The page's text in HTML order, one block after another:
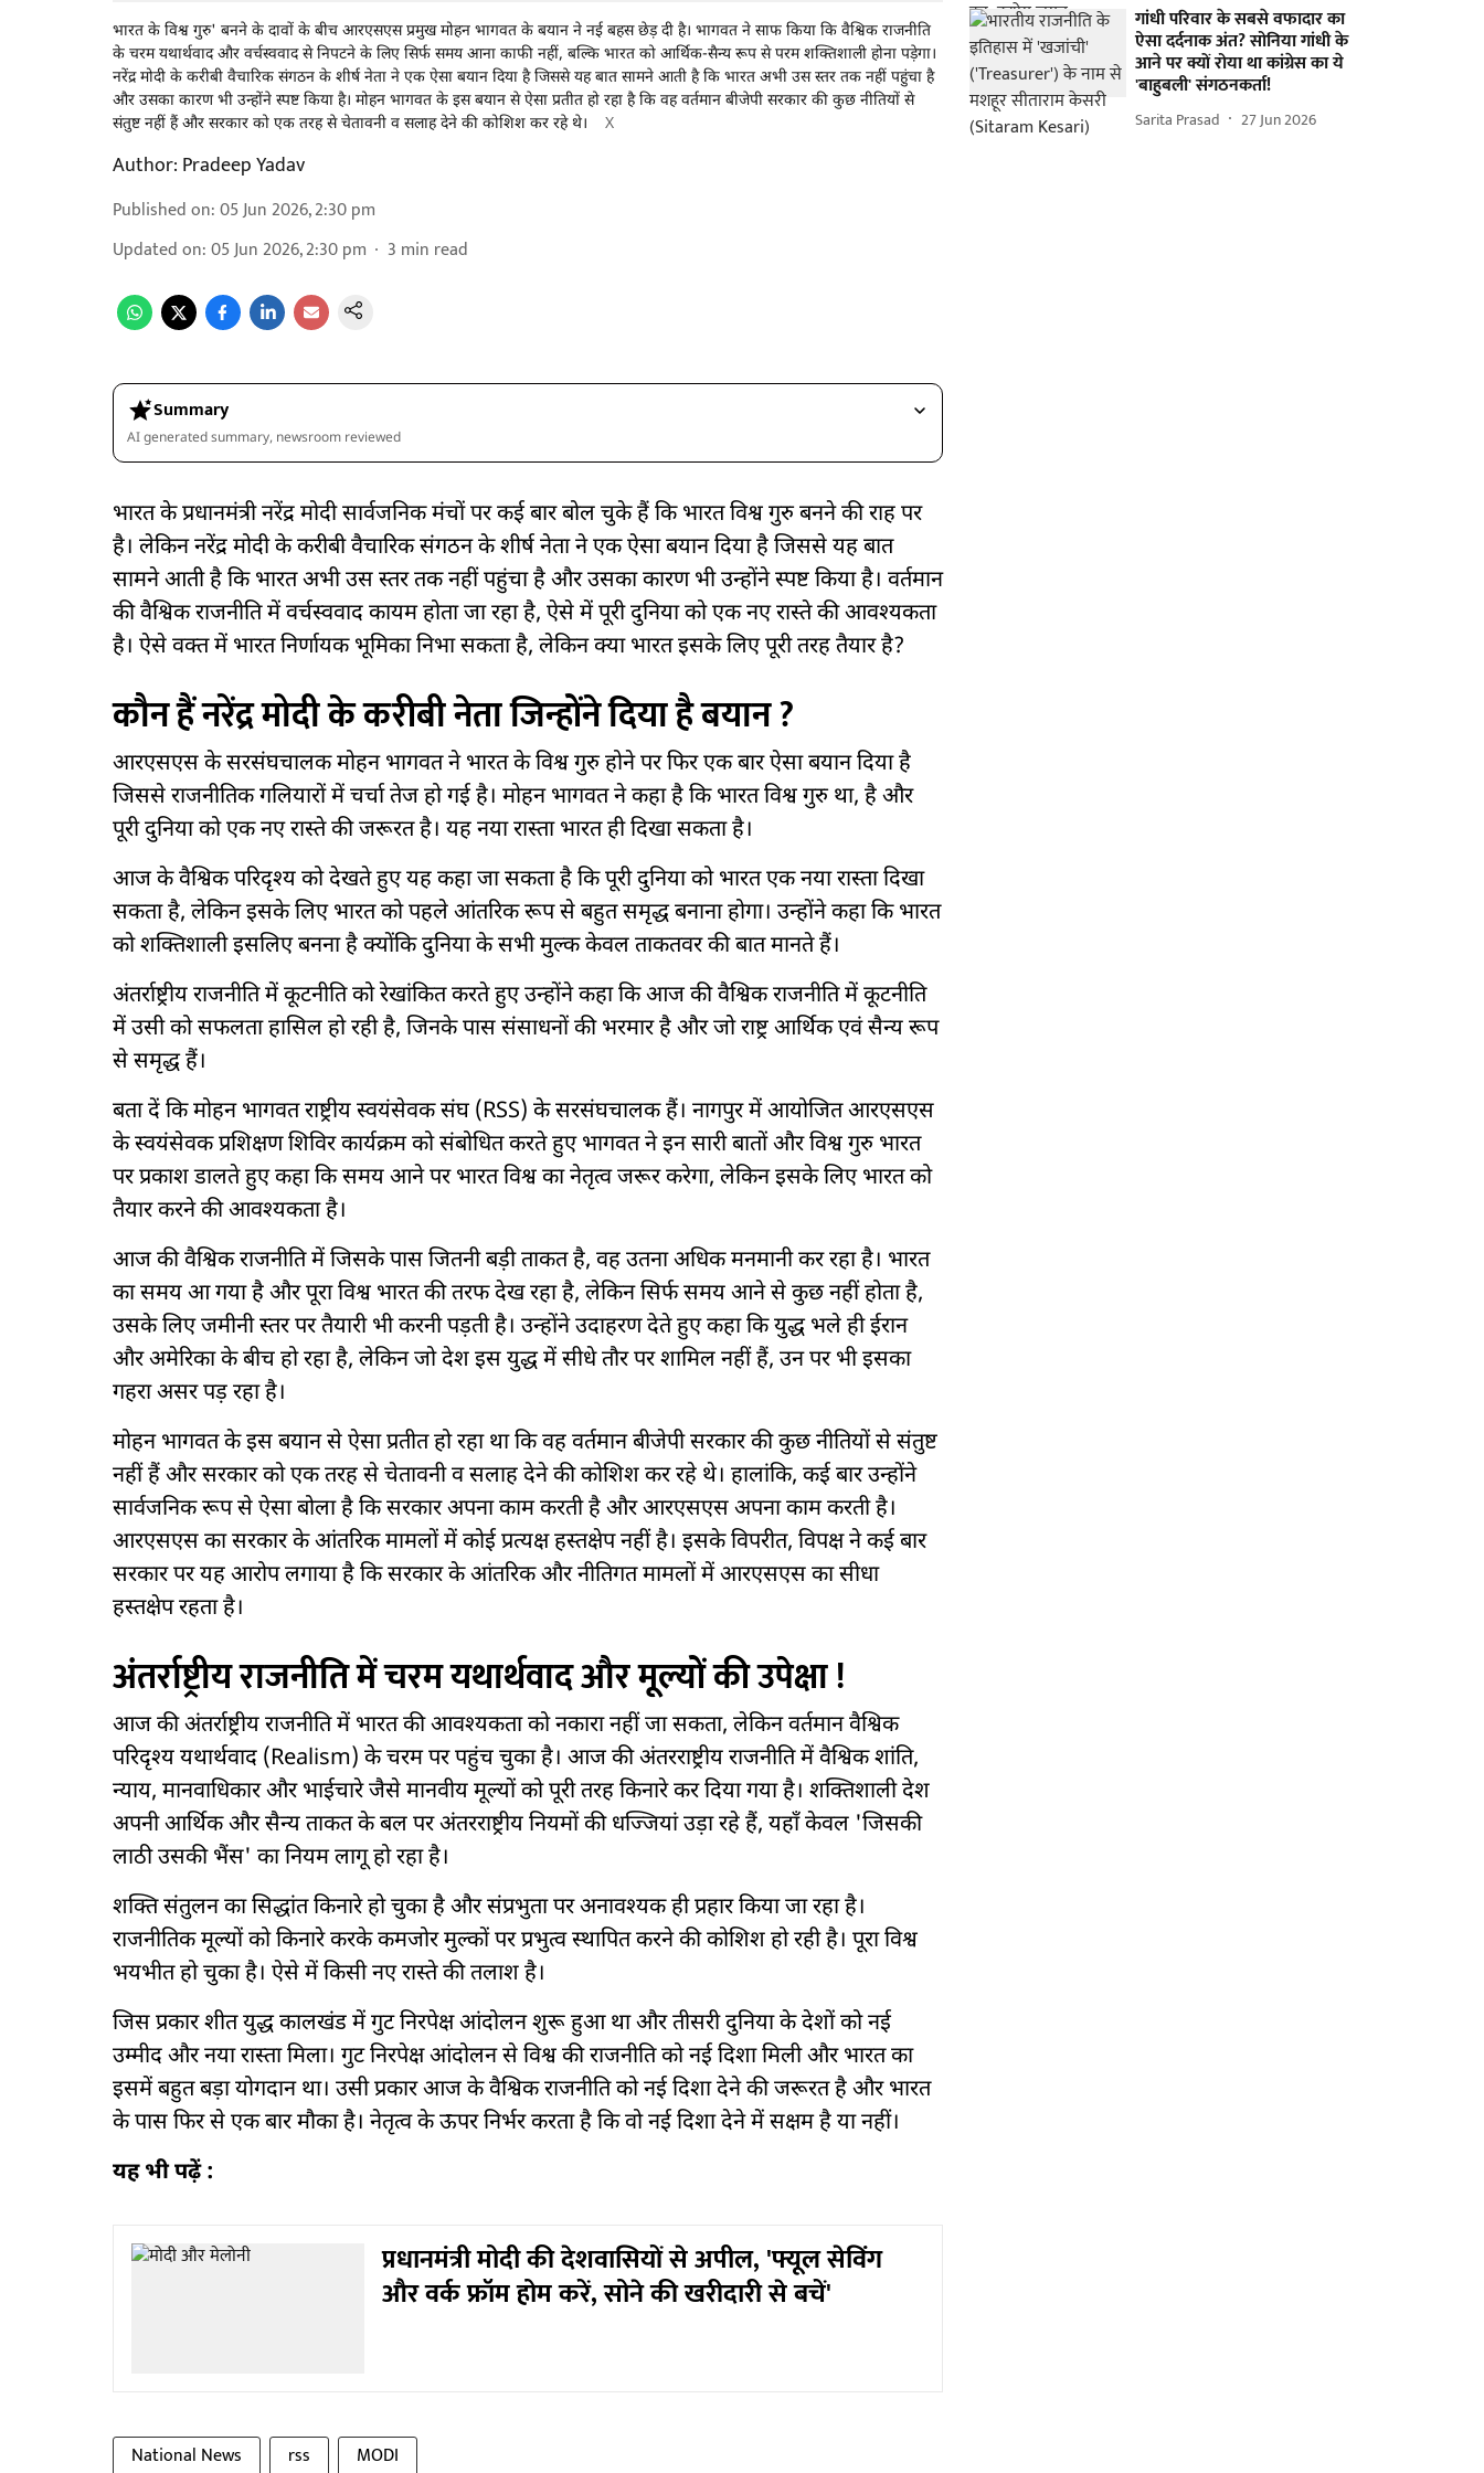
भारत के विश्व गुरु' बनने के दावों के बीच आरएसएस प्रमुख मोहन भागवत के बयान ने नई बहस छेड़ दी है। भागवत ने साफ किया कि वैश्विक राजनीति
के चरम यथार्थवाद और वर्चस्ववाद से निपटने के लिए सिर्फ समय आना काफी नहीं, बल्कि भारत को आर्थिक-सैन्य रूप से परम शक्तिशाली होना पड़ेगा।
नरेंद्र मोदी के करीबी वैचारिक संगठन के शीर्ष नेता ने एक ऐसा बयान दिया है जिससे यह बात सामने आती है कि भारत अभी उस स्तर तक नहीं पहुंचा है
और उसका कारण भी उन्होंने स्पष्ट किया है। मोहन भागवत के इस बयान से ऐसा प्रतीत हो रहा है कि वह वर्तमान बीजेपी सरकार की कुछ नीतियों से
संतुष्ट नहीं हैं और सरकार को एक तरह से चेतावनी व सलाह देने की कोशिश कर रहे थे।
X
Author: Pradeep Yadav
Published on:05 Jun 2026, 2:30 pm
Updated on:05 Jun 2026, 2:30 pm 3 min read
Summary
AI generated summary, newsroom reviewed
भारत के प्रधानमंत्री नरेंद्र मोदी सार्वजनिक मंचों पर कई बार बोल चुके हैं कि भारत विश्व गुरु बनने की राह पर
है। लेकिन नरेंद्र मोदी के करीबी वैचारिक संगठन के शीर्ष नेता ने एक ऐसा बयान दिया है जिससे यह बात
सामने आती है कि भारत अभी उस स्तर तक नहीं पहुंचा है और उसका कारण भी उन्होंने स्पष्ट किया है। वर्तमान
की वैश्विक राजनीति में वर्चस्ववाद कायम होता जा रहा है, ऐसे में पूरी दुनिया को एक नए रास्ते की आवश्यकता
है। ऐसे वक्त में भारत निर्णायक भूमिका निभा सकता है, लेकिन क्या भारत इसके लिए पूरी तरह तैयार है?
कौन हैं नरेंद्र मोदी के करीबी नेता जिन्होंने दिया है बयान ?
आरएसएस के सरसंघचालक मोहन भागवत ने भारत के विश्व गुरु होने पर फिर एक बार ऐसा बयान दिया है
जिससे राजनीतिक गलियारों में चर्चा तेज हो गई है। मोहन भागवत ने कहा है कि भारत विश्व गुरु था, है और
पूरी दुनिया को एक नए रास्ते की जरूरत है। यह नया रास्ता भारत ही दिखा सकता है।
आज के वैश्विक परिदृश्य को देखते हुए यह कहा जा सकता है कि पूरी दुनिया को भारत एक नया रास्ता दिखा
सकता है, लेकिन इसके लिए भारत को पहले आंतरिक रूप से बहुत समृद्ध बनाना होगा। उन्होंने कहा कि भारत
को शक्तिशाली इसलिए बनना है क्योंकि दुनिया के सभी मुल्क केवल ताकतवर की बात मानते हैं।
अंतर्राष्ट्रीय राजनीति में कूटनीति को रेखांकित करते हुए उन्होंने कहा कि आज की वैश्विक राजनीति में कूटनीति
में उसी को सफलता हासिल हो रही है, जिनके पास संसाधनों की भरमार है और जो राष्ट्र आर्थिक एवं सैन्य रूप
से समृद्ध हैं।
बता दें कि मोहन भागवत राष्ट्रीय स्वयंसेवक संघ (RSS) के सरसंघचालक हैं। नागपुर में आयोजित आरएसएस
के स्वयंसेवक प्रशिक्षण शिविर कार्यक्रम को संबोधित करते हुए भागवत ने इन सारी बातों और विश्व गुरु भारत
पर प्रकाश डालते हुए कहा कि समय आने पर भारत विश्व का नेतृत्व जरूर करेगा, लेकिन इसके लिए भारत को
तैयार करने की आवश्यकता है।
आज की वैश्विक राजनीति में जिसके पास जितनी बड़ी ताकत है, वह उतना अधिक मनमानी कर रहा है। भारत
का समय आ गया है और पूरा विश्व भारत की तरफ देख रहा है, लेकिन सिर्फ समय आने से कुछ नहीं होता है,
उसके लिए जमीनी स्तर पर तैयारी भी करनी पड़ती है। उन्होंने उदाहरण देते हुए कहा कि युद्ध भले ही ईरान
और अमेरिका के बीच हो रहा है, लेकिन जो देश इस युद्ध में सीधे तौर पर शामिल नहीं हैं, उन पर भी इसका
गहरा असर पड़ रहा है।
मोहन भागवत के इस बयान से ऐसा प्रतीत हो रहा था कि वह वर्तमान बीजेपी सरकार की कुछ नीतियों से संतुष्ट
नहीं हैं और सरकार को एक तरह से चेतावनी व सलाह देने की कोशिश कर रहे थे। हालांकि, कई बार उन्होंने
सार्वजनिक रूप से ऐसा बोला है कि सरकार अपना काम करती है और आरएसएस अपना काम करती है।
आरएसएस का सरकार के आंतरिक मामलों में कोई प्रत्यक्ष हस्तक्षेप नहीं है। इसके विपरीत, विपक्ष ने कई बार
सरकार पर यह आरोप लगाया है कि सरकार के आंतरिक और नीतिगत मामलों में आरएसएस का सीधा
हस्तक्षेप रहता है।
अंतर्राष्ट्रीय राजनीति में चरम यथार्थवाद और मूल्यों की उपेक्षा !
आज की अंतर्राष्ट्रीय राजनीति में भारत की आवश्यकता को नकारा नहीं जा सकता, लेकिन वर्तमान वैश्विक
परिदृश्य यथार्थवाद (Realism) के चरम पर पहुंच चुका है। आज की अंतरराष्ट्रीय राजनीति में वैश्विक शांति,
न्याय, मानवाधिकार और भाईचारे जैसे मानवीय मूल्यों को पूरी तरह किनारे कर दिया गया है। शक्तिशाली देश
अपनी आर्थिक और सैन्य ताकत के बल पर अंतरराष्ट्रीय नियमों की धज्जियां उड़ा रहे हैं, यहाँ केवल 'जिसकी
लाठी उसकी भैंस' का नियम लागू हो रहा है।
शक्ति संतुलन का सिद्धांत किनारे हो चुका है और संप्रभुता पर अनावश्यक ही प्रहार किया जा रहा है।
राजनीतिक मूल्यों को किनारे करके कमजोर मुल्कों पर प्रभुत्व स्थापित करने की कोशिश हो रही है। पूरा विश्व
भयभीत हो चुका है। ऐसे में किसी नए रास्ते की तलाश है।
जिस प्रकार शीत युद्ध कालखंड में गुट निरपेक्ष आंदोलन शुरू हुआ था और तीसरी दुनिया के देशों को नई
उम्मीद और नया रास्ता मिला। गुट निरपेक्ष आंदोलन से विश्व की राजनीति को नई दिशा मिली और भारत का
इसमें बहुत बड़ा योगदान था। उसी प्रकार आज के वैश्विक राजनीति को नई दिशा देने की जरूरत है और भारत
के पास फिर से एक बार मौका है। नेतृत्व के ऊपर निर्भर करता है कि वो नई दिशा देने में सक्षम है या नहीं।
यह भी पढ़ें :
प्रधानमंत्री मोदी की देशवासियों से अपील, 'फ्यूल सेविंग
और वर्क फ्रॉम होम करें, सोने की खरीदारी से बचें'
National News rss MODI
गांधी परिवार के सबसे वफादार का
ऐसा दर्दनाक अंत? सोनिया गांधी के
आने पर क्यों रोया था कांग्रेस का ये
'बाहुबली' संगठनकर्ता!
Sarita Prasad 27 Jun 2026